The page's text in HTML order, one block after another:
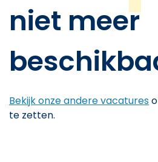
niet meer
Bekijk onze andere vacatures
te zetten.